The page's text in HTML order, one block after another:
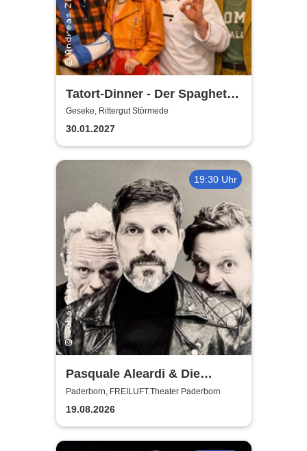
Tatort-Dinner - Der Spaghetti
Mord
Geseke, Rittergut Störmede
30.01.2027
19:30 Uhr
Pasquale Aleardi & Die
Phonauten
Paderborn, FREILUFT.Theater Paderborn
19.08.2026